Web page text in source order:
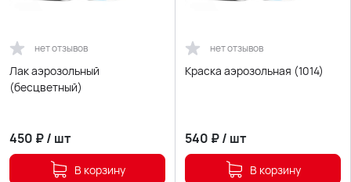
нет отзывов
Лак аэрозольный
(бесцветный)
450 ₽/ шт
В корзину
нет отзывов
Краска аэрозольная (1014)
540 ₽/ шт
В корзину